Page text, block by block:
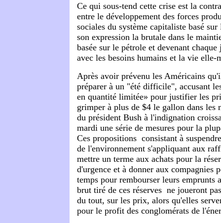
Ce qui sous-tend cette crise est la
entre le développement des forces
sociales du système capitaliste basé
son expression la brutale dans le
basée sur le pétrole et devenant
avec les besoins humains et la vie elle-
Après avoir prévenu les Américains
préparer à un "été difficile", accusant
en quantité limitée» pour justifier les
grimper à plus de $4 le gallon dans les
du président Bush à l'indignation
mardi une série de mesures pour la
Ces propositions ­ consistant à
de l'environnement s'appliquant aux
mettre un terme aux achats pour la
d'urgence et à donner aux compagnies
temps pour rembourser leurs emprunts
brut tiré de ces réserves ­ ne joueront
du tout, sur les prix, alors qu'elles
pour le profit des conglomérats de